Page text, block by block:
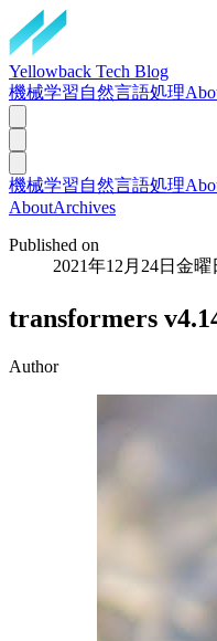
Yellowback Tech Blog
機械学習自然言語処理
機械学習自然言語処理
AboutArchives
Published on
2021年12月24日金曜
transformers
Author